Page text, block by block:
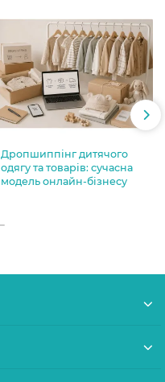
Дропшиппінг дитячого
одягу та товарів: сучасна
модель онлайн-бізнесу